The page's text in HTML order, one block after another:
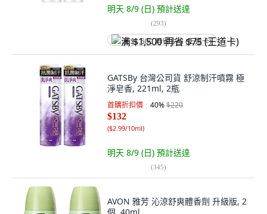
明天 8/9 (日) 預計送達
(293)
满 $1,500 再省 $75 (王道卡)
GATSBy 台灣公司貨 舒涼制汗噴霧 極
淨皂香, 221ml, 2瓶
首購折扣價 40%$220
$132
($2.99/10ml)
明天 8/9 (日) 預計送達
(345)
AVON 雅芳 沁涼舒爽體香劑 升級版, 2